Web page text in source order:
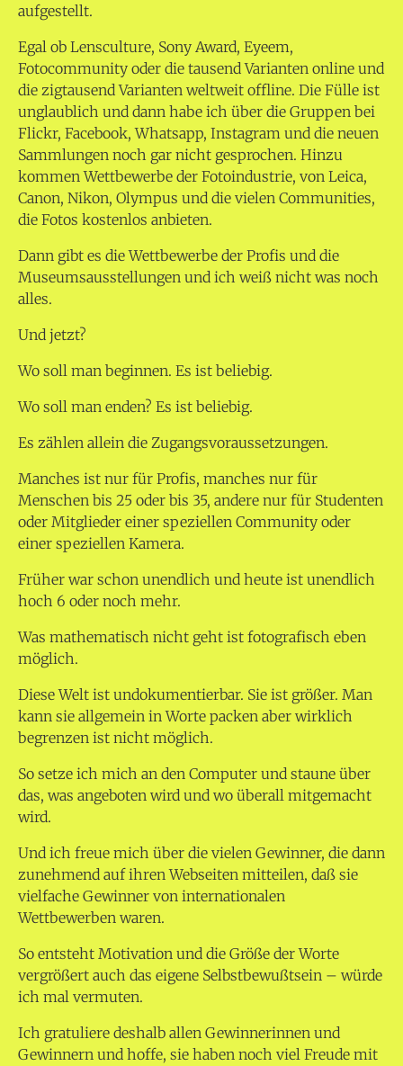
aufgestellt.
Egal ob Lensculture, Sony Award, Eyeem,
Fotocommunity oder die tausend Varianten online und
die zigtausend Varianten weltweit offline. Die Fülle ist
unglaublich und dann habe ich über die Gruppen bei
Flickr, Facebook, Whatsapp, Instagram und die neuen
Sammlungen noch gar nicht gesprochen. Hinzu
kommen Wettbewerbe der Fotoindustrie, von Leica,
Canon, Nikon, Olympus und die vielen Communities,
die Fotos kostenlos anbieten.
Dann gibt es die Wettbewerbe der Profis und die
Museumsausstellungen und ich weiß nicht was noch
alles.
Und jetzt?
Wo soll man beginnen. Es ist beliebig.
Wo soll man enden? Es ist beliebig.
Es zählen allein die Zugangsvoraussetzungen.
Manches ist nur für Profis, manches nur für
Menschen bis 25 oder bis 35, andere nur für Studenten
oder Mitglieder einer speziellen Community oder
einer speziellen Kamera.
Früher war schon unendlich und heute ist unendlich
hoch 6 oder noch mehr.
Was mathematisch nicht geht ist fotografisch eben
möglich.
Diese Welt ist undokumentierbar. Sie ist größer. Man
kann sie allgemein in Worte packen aber wirklich
begrenzen ist nicht möglich.
So setze ich mich an den Computer und staune über
das, was angeboten wird und wo überall mitgemacht
wird.
Und ich freue mich über die vielen Gewinner, die dann
zunehmend auf ihren Webseiten mitteilen, daß sie
vielfache Gewinner von internationalen
Wettbewerben waren.
So entsteht Motivation und die Größe der Worte
vergrößert auch das eigene Selbstbewußtsein – würde
ich mal vermuten.
Ich gratuliere deshalb allen Gewinnerinnen und
Gewinnern und hoffe, sie haben noch viel Freude mit